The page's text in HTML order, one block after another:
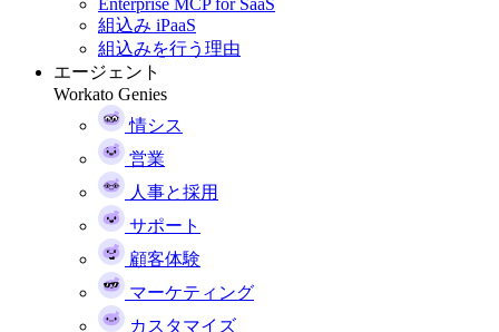
Enterprise MCP for SaaS
組込み iPaaS
組込みを行う理由
エージェント
Workato Genies
情シス
営業
人事と採用
サポート
顧客体験
マーケティング
カスタマイズ